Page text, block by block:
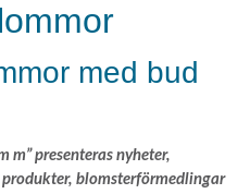
med bud
m” presenteras nyheter,
blomsterförmedlingar